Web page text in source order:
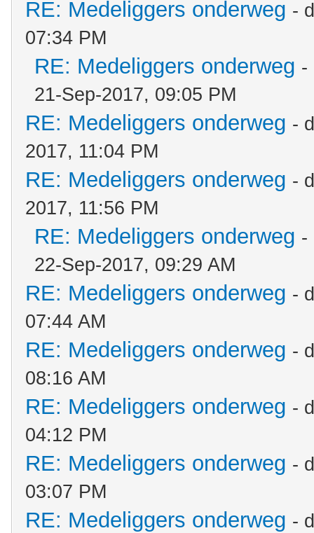
RE: Medeliggers onderweg -
07:34 PM
RE: Medeliggers onderweg -
21-Sep-2017, 09:05 PM
RE: Medeliggers onderweg -
2017, 11:04 PM
RE: Medeliggers onderweg -
2017, 11:56 PM
RE: Medeliggers onderweg -
22-Sep-2017, 09:29 AM
RE: Medeliggers onderweg -
07:44 AM
RE: Medeliggers onderweg -
08:16 AM
RE: Medeliggers onderweg -
04:12 PM
RE: Medeliggers onderweg -
03:07 PM
RE: Medeliggers onderweg -